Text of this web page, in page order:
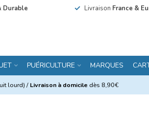
Durable Livraison France &
PUÉRICULTURE MARQUES
lourd) / Livraison à domicile dès 8,90€